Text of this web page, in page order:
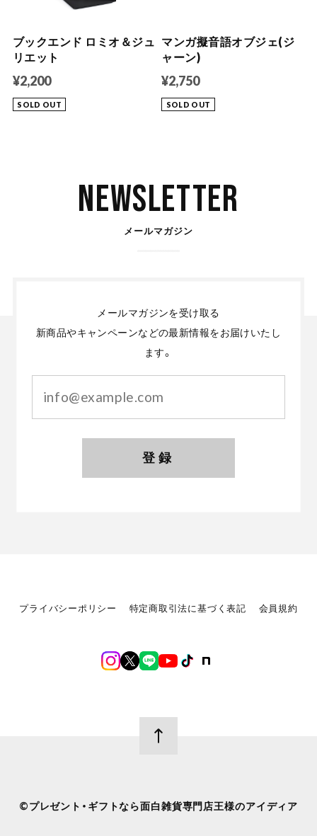
ブックエンド ロミオ＆ジュ
リエット
¥2,200
SOLD OUT
マンガ擬音語オブジェ(ジ
ャーン)
¥2,750
SOLD OUT
Newsletter
メールマガジン
メールマガジンを受け取る
新商品やキャンペーンなどの最新情報をお届けいたし
ます。
登録
プライバシーポリシー 特定商取引法に基づく表記 会員規約
©︎プレゼント・ギフトなら面白雑貨専門店王様のアイディア